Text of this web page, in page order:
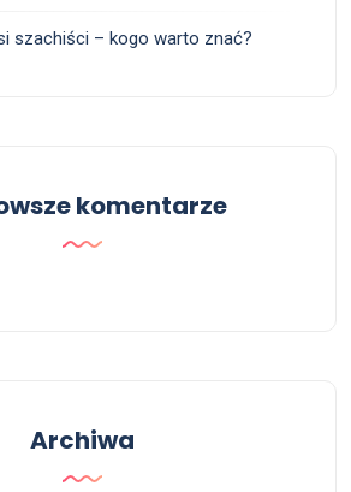
szachiści – kogo warto znać?
komentarze
Archiwa